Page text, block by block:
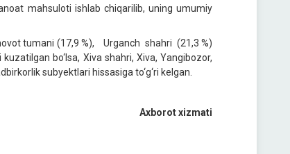
mahsuloti ishlab chiqarilib, uning umumiy
tumani (17,9 %), Urganch shahri (21,3 %)
bo‘lsa, Xiva shahri, Xiva, Yangibozor,
subyektlari hissasiga to‘g‘ri kelgan.
Axborot xizmati